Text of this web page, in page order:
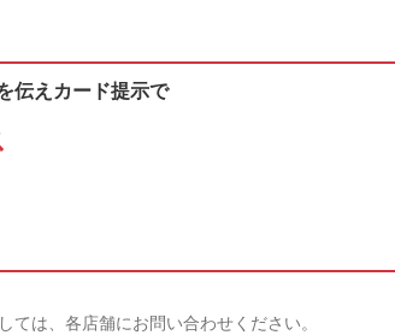
伝えカード提示で
は、各店舗にお問い合わせください。